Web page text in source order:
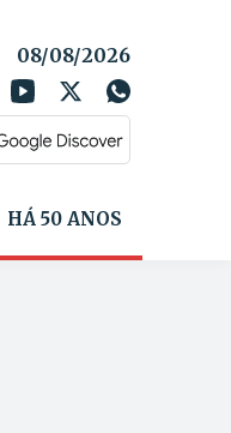
08/08/2026
HÁ 50 ANOS